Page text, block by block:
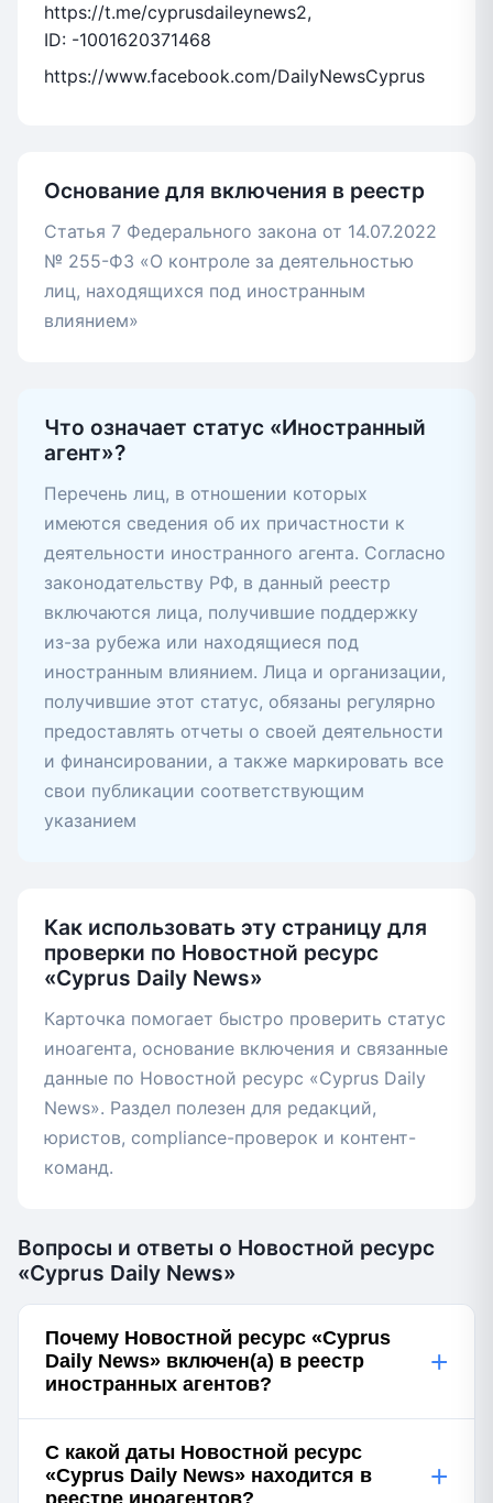
https://t.me/cyprusdaileynews2,
ID: -1001620371468
https://www.facebook.com/DailyNewsCyprus
Основание для включения в реестр
Статья 7 Федерального закона от 14.07.2022
№ 255-ФЗ «О контроле за деятельностью
лиц, находящихся под иностранным
влиянием»
Что означает статус «Иностранный
агент»?
Перечень лиц, в отношении которых
имеются сведения об их причастности к
деятельности иностранного агента. Согласно
законодательству РФ, в данный реестр
включаются лица, получившие поддержку
из-за рубежа или находящиеся под
иностранным влиянием. Лица и организации,
получившие этот статус, обязаны регулярно
предоставлять отчеты о своей деятельности
и финансировании, а также маркировать все
свои публикации соответствующим
указанием
Как использовать эту страницу для
проверки по Новостной ресурс
«Cyprus Daily News»
Карточка помогает быстро проверить статус
иноагента, основание включения и связанные
данные по Новостной ресурс «Cyprus Daily
News». Раздел полезен для редакций,
юристов, compliance-проверок и контент-
команд.
Вопросы и ответы о Новостной ресурс
«Cyprus Daily News»
Почему Новостной ресурс «Cyprus
Daily News» включен(а) в реестр
иностранных агентов?
+
С какой даты Новостной ресурс
«Cyprus Daily News» находится в
реестре иноагентов?
+